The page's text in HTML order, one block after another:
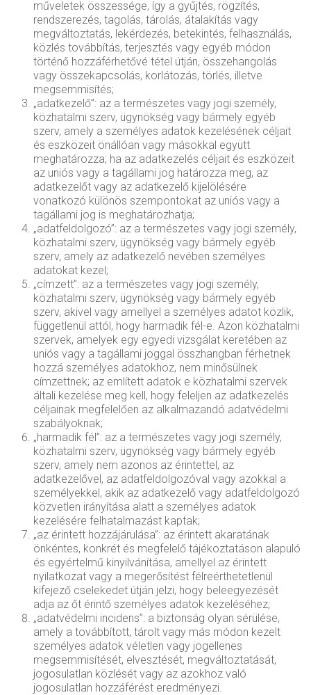
műveletek összessége, így a gyűjtés, rögzítés,
rendszerezés, tagolás, tárolás, átalakítás vagy
megváltoztatás, lekérdezés, betekintés, felhasználás,
közlés továbbítás, terjesztés vagy egyéb módon
történő hozzáférhetővé tétel útján, összehangolás
vagy összekapcsolás, korlátozás, törlés, illetve
megsemmisítés;
„adatkezelő”: az a természetes vagy jogi személy,
közhatalmi szerv, ügynökség vagy bármely egyéb
szerv, amely a személyes adatok kezelésének céljait
és eszközeit önállóan vagy másokkal együtt
meghatározza; ha az adatkezelés céljait és eszközeit
az uniós vagy a tagállami jog határozza meg, az
adatkezelőt vagy az adatkezelő kijelölésére
vonatkozó különös szempontokat az uniós vagy a
tagállami jog is meghatározhatja;
„adatfeldolgozó”: az a természetes vagy jogi személy,
közhatalmi szerv, ügynökség vagy bármely egyéb
szerv, amely az adatkezelő nevében személyes
adatokat kezel;
„címzett”: az a természetes vagy jogi személy,
közhatalmi szerv, ügynökség vagy bármely egyéb
szerv, akivel vagy amellyel a személyes adatot közlik,
függetlenül attól, hogy harmadik fél-e. Azon közhatalmi
szervek, amelyek egy egyedi vizsgálat keretében az
uniós vagy a tagállami joggal összhangban férhetnek
hozzá személyes adatokhoz, nem minősülnek
címzettnek; az említett adatok e közhatalmi szervek
általi kezelése meg kell, hogy feleljen az adatkezelés
céljainak megfelelően az alkalmazandó adatvédelmi
szabályoknak;
„harmadik fél”: az a természetes vagy jogi személy,
közhatalmi szerv, ügynökség vagy bármely egyéb
szerv, amely nem azonos az érintettel, az
adatkezelővel, az adatfeldolgozóval vagy azokkal a
személyekkel, akik az adatkezelő vagy adatfeldolgozó
közvetlen irányítása alatt a személyes adatok
kezelésére felhatalmazást kaptak;
„az érintett hozzájárulása”: az érintett akaratának
önkéntes, konkrét és megfelelő tájékoztatáson alapuló
és egyértelmű kinyilvánítása, amellyel az érintett
nyilatkozat vagy a megerősítést félreérthetetlenül
kifejező cselekedet útján jelzi, hogy beleegyezését
adja az őt érintő személyes adatok kezeléséhez;
„adatvédelmi incidens”: a biztonság olyan sérülése,
amely a továbbított, tárolt vagy más módon kezelt
személyes adatok véletlen vagy jogellenes
megsemmisítését, elvesztését, megváltoztatását,
jogosulatlan közlését vagy az azokhoz való
jogosulatlan hozzáférést eredményezi.